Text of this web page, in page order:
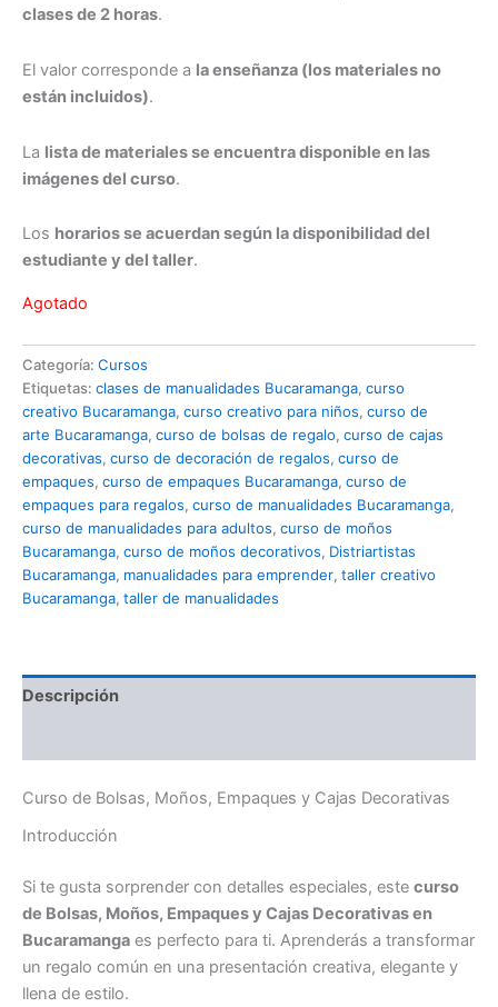
clases de 2 horas.
El valor corresponde a la enseñanza (los materiales no
están incluidos).
La lista de materiales se encuentra disponible en las
imágenes del curso.
Los horarios se acuerdan según la disponibilidad del
estudiante y del taller.
Agotado
Categoría: Cursos
Etiquetas: clases de manualidades Bucaramanga, curso
creativo Bucaramanga, curso creativo para niños, curso de
arte Bucaramanga, curso de bolsas de regalo, curso de cajas
decorativas, curso de decoración de regalos, curso de
empaques, curso de empaques Bucaramanga, curso de
empaques para regalos, curso de manualidades Bucaramanga,
curso de manualidades para adultos, curso de moños
Bucaramanga, curso de moños decorativos, Distriartistas
Bucaramanga, manualidades para emprender, taller creativo
Bucaramanga, taller de manualidades
Descripción
Curso de Bolsas, Moños, Empaques y Cajas Decorativas
Introducción
Si te gusta sorprender con detalles especiales, este curso
de Bolsas, Moños, Empaques y Cajas Decorativas en
Bucaramanga es perfecto para ti. Aprenderás a transformar
un regalo común en una presentación creativa, elegante y
llena de estilo.